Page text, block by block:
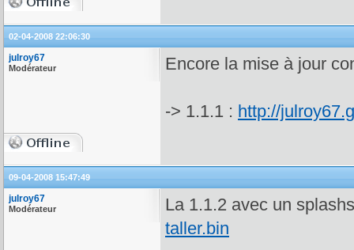
02-04-2008 22:06:30
julroy67
Modérateur Encore la mise à jour
-> 1.1.1 : http://
09-04-2008 15:47:49
julroy67
Modérateur
La 1.1.2 avec un
taller.bin